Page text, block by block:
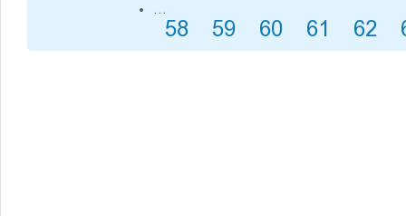
58 59 60 61 62